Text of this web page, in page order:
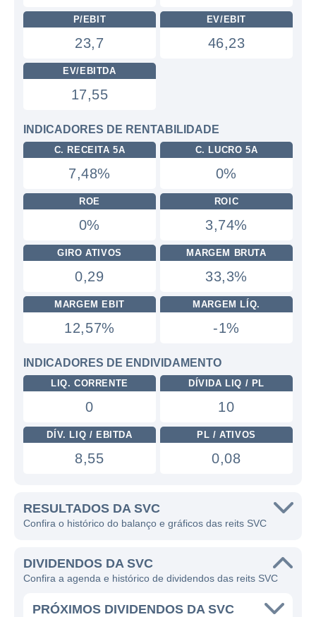
P/EBIT
23,7
EV/EBIT
46,23
EV/EBITDA
17,55
INDICADORES DE RENTABILIDADE
C. RECEITA 5A
7,48%
C. LUCRO 5A
0%
ROE
0%
ROIC
3,74%
GIRO ATIVOS
0,29
MARGEM BRUTA
33,3%
MARGEM EBIT
12,57%
MARGEM LÍQ.
-1%
INDICADORES DE ENDIVIDAMENTO
LIQ. CORRENTE
0
DÍVIDA LIQ / PL
10
DÍV. LIQ / EBITDA
8,55
PL / ATIVOS
0,08
RESULTADOS DA SVC
Confira o histórico do balanço e gráficos das reits SVC
DIVIDENDOS DA SVC
Confira a agenda e histórico de dividendos das reits SVC
PRÓXIMOS DIVIDENDOS DA SVC